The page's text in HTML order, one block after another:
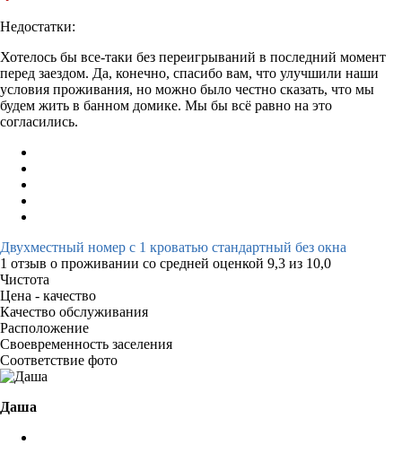
Недостатки:
Хотелось бы все-таки без переигрываний в последний момент
перед заездом. Да, конечно, спасибо вам, что улучшили наши
условия проживания, но можно было честно сказать, что мы
будем жить в банном домике. Мы бы всё равно на это
согласились.
Двухместный номер с 1 кроватью стандартный без окна
1 отзыв о проживании со средней оценкой 9,3 из 10,0
Чистота
Цена - качество
Качество обслуживания
Расположение
Своевременность заселения
Соответствие фото
Даша